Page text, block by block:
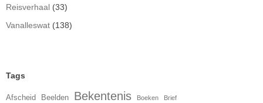
Reisverhaal (33)
Vanalleswat (138)
Tags
Afscheid Beelden Bekentenis Boeken Brief